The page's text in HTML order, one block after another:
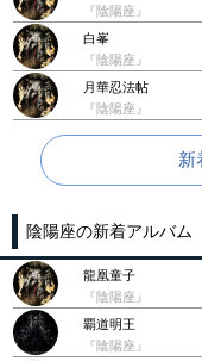
『陰陽座』
白峯
『陰陽座』
月華忍法帖
『陰陽座』
新
陰陽座の新着アルバム
龍凰童子
『陰陽座』
覇道明王
『陰陽座』